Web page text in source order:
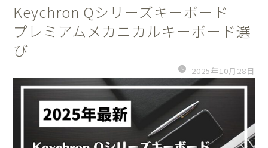
Keychron Qシリーズキーボード｜
プレミアムメカニカルキーボード選
び
2025年10月28日